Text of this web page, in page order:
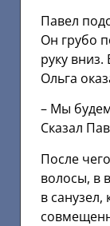
Павел
Он грубо
руку
Ольга
– Мы
Сказал
После
волосы, в
в